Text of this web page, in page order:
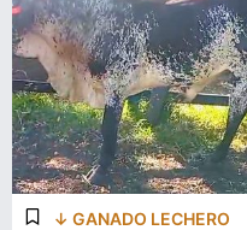
↓ GANADO LECHERO